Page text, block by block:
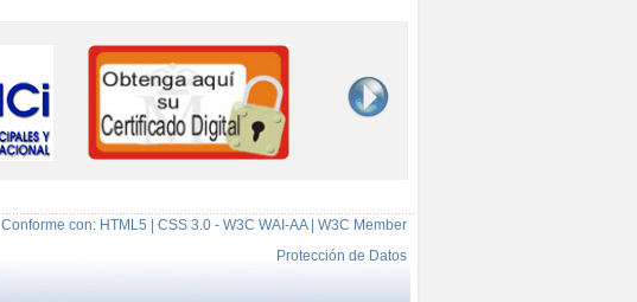
Conforme con: HTML5 | CSS 3.0 - W3C WAI-AA | W3C Member
Protección de Datos